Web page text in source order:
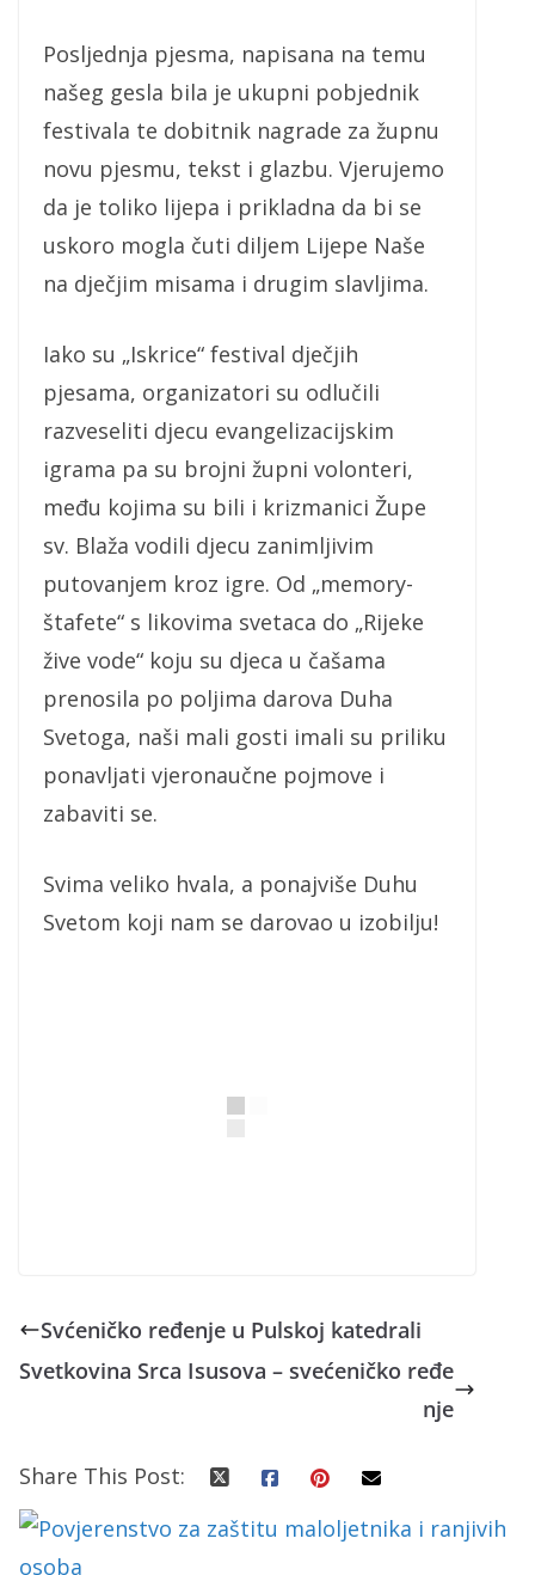
Posljednja pjesma, napisana na temu
našeg gesla bila je ukupni pobjednik
festivala te dobitnik nagrade za župnu
novu pjesmu, tekst i glazbu. Vjerujemo
da je toliko lijepa i prikladna da bi se
uskoro mogla čuti diljem Lijepe Naše
na dječjim misama i drugim slavljima.
Iako su „Iskrice“ festival dječjih
pjesama, organizatori su odlučili
razveseliti djecu evangelizacijskim
igrama pa su brojni župni volonteri,
među kojima su bili i krizmanici Župe
sv. Blaža vodili djecu zanimljivim
putovanjem kroz igre. Od „memory-
štafete“ s likovima svetaca do „Rijeke
žive vode“ koju su djeca u čašama
prenosila po poljima darova Duha
Svetoga, naši mali gosti imali su priliku
ponavljati vjeronaučne pojmove i
zabaviti se.
Svima veliko hvala, a ponajviše Duhu
Svetom koji nam se darovao u izobilju!
Svćeničko ređenje u Pulskoj katedrali
Svetkovina Srca Isusova – svećeničko ređe
nje
Share This Post: